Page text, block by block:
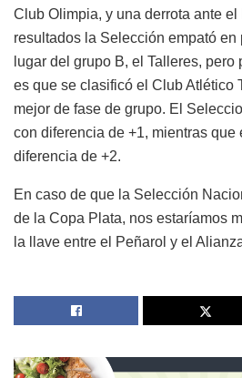
Club Olimpia, y una derrota ante
resultados la Selección empató
lugar del grupo B, el Talleres,
es que se clasificó el Club Atlético
mejor de fase de grupo. El
con diferencia de +1, mientras que
diferencia de +2.
En caso de que la Selección
de la Copa Plata, nos estaríamos
la llave entre el Peñarol y el